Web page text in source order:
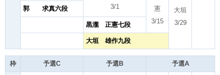
3/1
憲
3/15
大垣
3/29
郭 求真六段
黒瀧 正憲七段
大垣 雄作九段
枠 予選C 予選B 予選A